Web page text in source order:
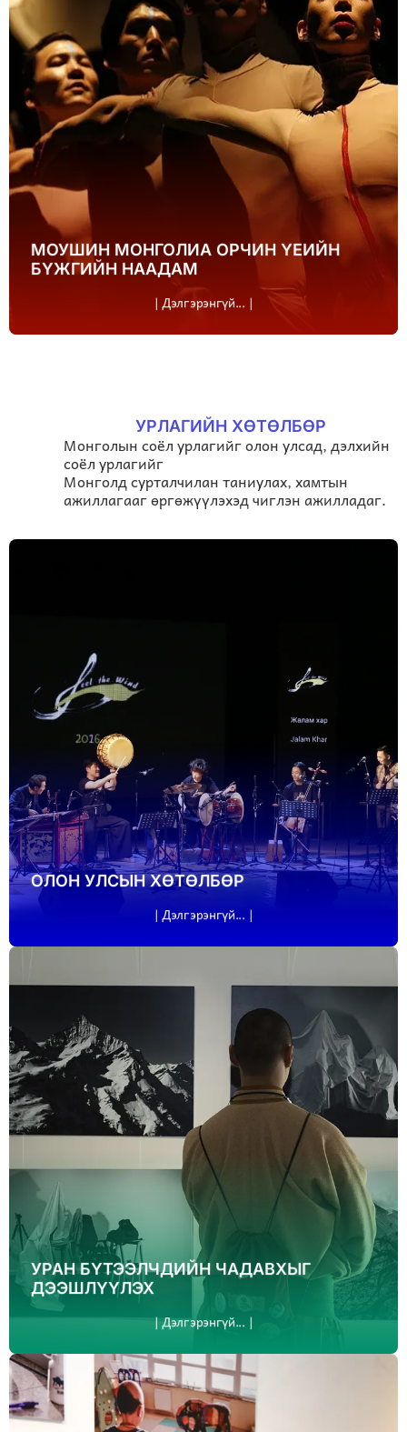
МОУШИН МОНГОЛИА ОРЧИН ҮЕИЙН
БҮЖГИЙН НААДАМ
| Дэлгэрэнгүй... |
УРЛАГИЙН ХӨТӨЛБӨР
Монголын соёл урлагийг олон улсад, дэлхийн
соёл урлагийг
Монголд сурталчилан таниулах, хамтын
ажиллагааг өргөжүүлэхэд чиглэн ажилладаг.
ОЛОН УЛСЫН ХӨТӨЛБӨР
| Дэлгэрэнгүй... |
УРАН БҮТЭЭЛЧДИЙН ЧАДАВХЫГ
ДЭЭШЛҮҮЛЭХ
| Дэлгэрэнгүй... |